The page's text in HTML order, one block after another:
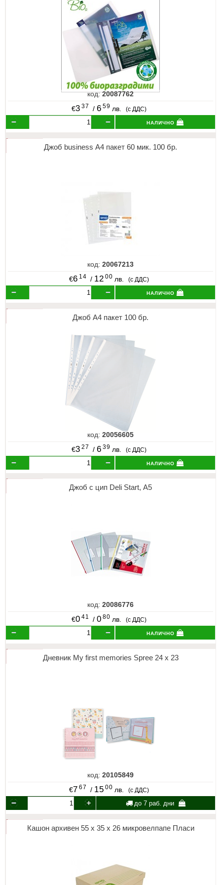
ИЗКУСТВА
СПОРТ
МЕБЕЛИ И ОБОРУДВАНЕ
КАНЦЕЛАРСКИ МАТЕРИАЛИ
КНИГИ И УЧЕБНИЦИ
БДП
НОВИ
код:20087762
€3 37 /6 59 лв. (с ДДС)
налично
Джоб business А4 пакет 60 мик. 100 бр.
код: 20067213
€6 14 / 12 00 лв. (с ДДС)
налично
Джоб А4 пакет 100 бр.
код: 20056605
€3 27 /6 39 лв. (с ДДС)
налично
Джоб с цип Deli Start, А5
код: 20086776
€0 41 /0 80 лв. (с ДДС)
налично
Дневник My first memories Spree 24 х 23
код: 20105849
€7 67 / 15 00 лв. (с ДДС)
до 7 раб. дни
Кашон архивен 55 х 35 х 26 микровелпапе Пласи